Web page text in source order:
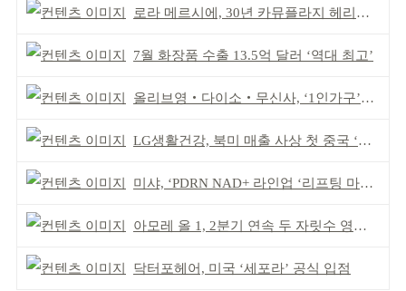
로라 메르시에, 30년 카뮤플라지 헤리티지 담아
7월 화장품 수출 13.5억 달러 ‘역대 최고’
올리브영‧다이소‧무신사, ‘1인가구’가 이끈다
LG생활건강, 북미 매출 사상 첫 중국 ‘추월’
미샤, ‘PDRN NAD+ 라인업 ‘리프팅 마스크’ 출시
아모레 올 1, 2분기 연속 두 자릿수 영업이익률 기록
닥터포헤어, 미국 ‘세포라’ 공식 입점